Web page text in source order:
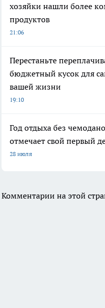
хозяйки нашли более
продуктов
21:06
Перестаньте
бюджетный кусок для
вашей жизни
19:10
Год отдыха без
отмечает свой первый
28 июля
Комментарии на этой